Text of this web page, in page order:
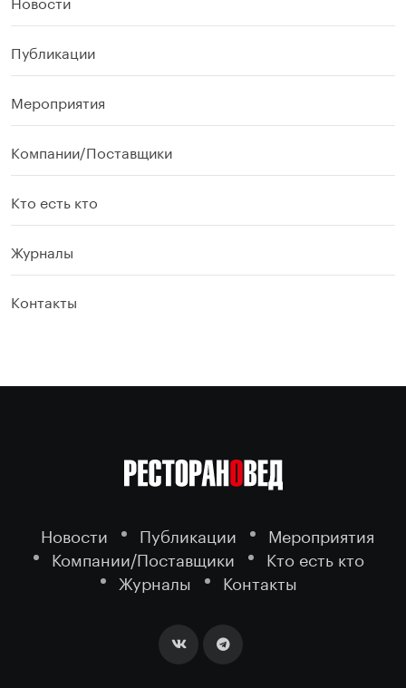
Публикации
Мероприятия
Компании/Поставщики
Кто есть кто
Журналы
Контакты
Новости Публикации
Мероприятия
Компании/Поставщики
Кто есть кто
Журналы
Контакты